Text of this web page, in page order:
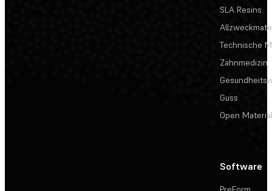
SLA Resins
Technische
Zahnmedizin
Guss
Open
Software